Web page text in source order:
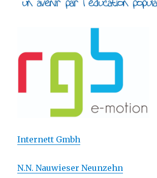
Internett Gmbh
N.N. Nauwieser Neunzehn